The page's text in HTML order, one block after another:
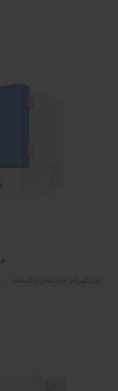
فرن
فرن كهربائي عازل للحرارة للمختبر